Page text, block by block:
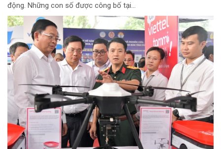
động. Những con số được công bố tại...